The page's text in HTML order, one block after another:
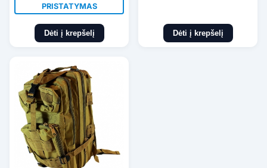
PRISTATYMAS
Dėti į krepšelį Dėti į krepšelį